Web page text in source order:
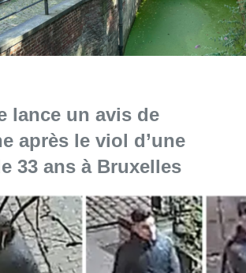
Consulter l'article "La police lance un avis